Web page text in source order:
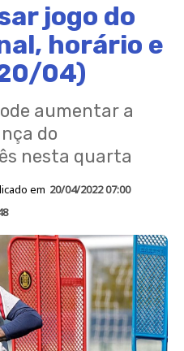
jogo do
horário e
04)
aumentar a
do
nesta quarta
em 20/04/2022 07:00